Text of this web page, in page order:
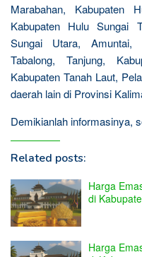
Marabahan, Kabupaten
Kabupaten Hulu Sungai
Sungai Utara, Amuntai,
Tabalong, Tanjung,
Kabupaten Tanah Laut,
daerah lain di Provinsi
Demikianlah informasinya,
Related posts:
Harga
di
Harga